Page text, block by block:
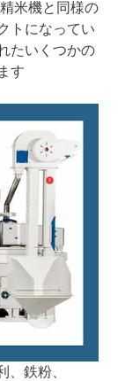
米機と同様の
トになってい
たいくつかの
す
鉄粉、